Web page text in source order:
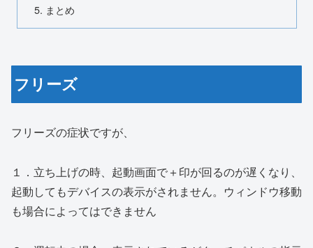
まとめ
フリーズ
フリーズの症状ですが、
１．立ち上げの時、起動画面で＋印が回るのが遅くなり、
起動してもデバイスの表示がされません。ウィンドウ移動
も場合によってはできません